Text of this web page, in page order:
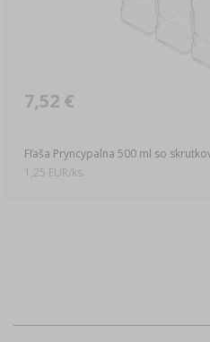
Fľaša Pryncypalna 500 ml so
7,52 €
1,25 EUR/ks.